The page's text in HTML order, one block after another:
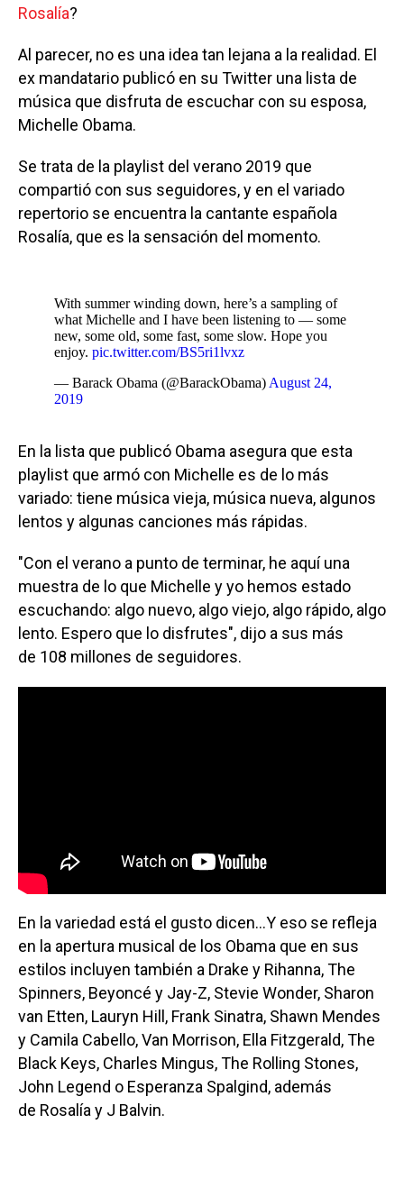
Rosalía?
Al parecer, no es una idea tan lejana a la realidad. El
ex mandatario publicó en su Twitter una lista de
música que disfruta de escuchar con su esposa,
Michelle Obama.
Se trata de la playlist del verano 2019 que
compartió con sus seguidores, y en el variado
repertorio se encuentra la cantante española
Rosalía, que es la sensación del momento.
With summer winding down, here’s a sampling of
what Michelle and I have been listening to — some
new, some old, some fast, some slow. Hope you
enjoy. pic.twitter.com/BS5ri1lvxz
— Barack Obama (@BarackObama) August 24,
2019
En la lista que publicó Obama asegura que esta
playlist que armó con Michelle es de lo más
variado: tiene música vieja, música nueva, algunos
lentos y algunas canciones más rápidas.
"Con el verano a punto de terminar, he aquí una
muestra de lo que Michelle y yo hemos estado
escuchando: algo nuevo, algo viejo, algo rápido, algo
lento. Espero que lo disfrutes", dijo a sus más
de 108 millones de seguidores.
En la variedad está el gusto dicen...Y eso se refleja
en la apertura musical de los Obama que en sus
estilos incluyen también a Drake y Rihanna, The
Spinners, Beyoncé y Jay-Z, Stevie Wonder, Sharon
van Etten, Lauryn Hill, Frank Sinatra, Shawn Mendes
y Camila Cabello, Van Morrison, Ella Fitzgerald, The
Black Keys, Charles Mingus, The Rolling Stones,
John Legend o Esperanza Spalgind, además
de Rosalía y J Balvin.